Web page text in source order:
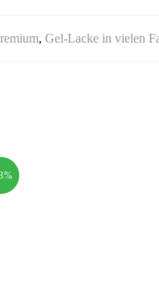
, Gel-Lacke in vielen